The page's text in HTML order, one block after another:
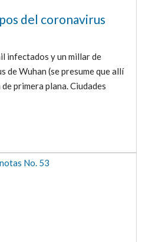
del coronavirus
infectados y un millar de
de Wuhan (se presume que allí
primera plana. Ciudades